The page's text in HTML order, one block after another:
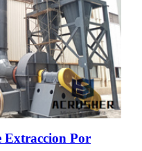
Extraccion Por